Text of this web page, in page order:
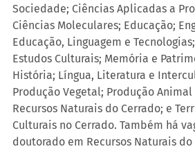
Sociedade; Ciências Aplicadas a
Ciências Moleculares; Educação;
Educação, Linguagem e
Estudos Culturais; Memória e
História; Língua, Literatura e
Produção Vegetal; Produção
Recursos Naturais do Cerrado; e
Culturais no Cerrado. Também há
doutorado em Recursos Naturais do